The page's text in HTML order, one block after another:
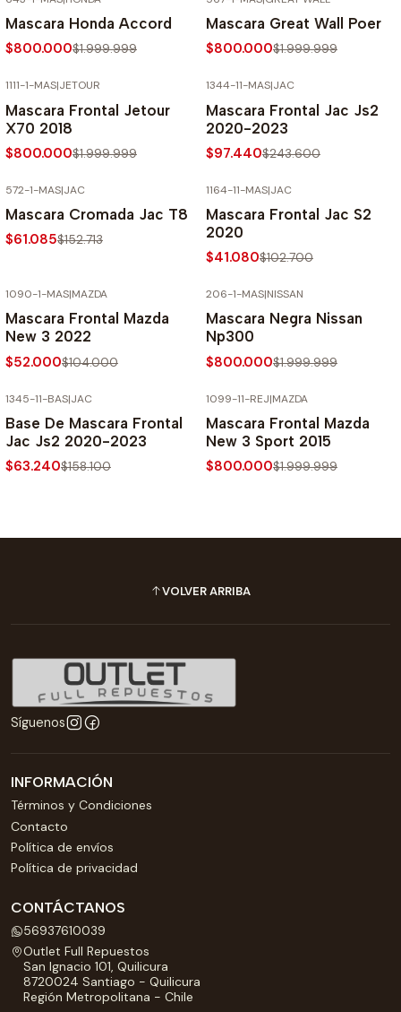
Mascara Honda Accord
$800.000$1.999.999
Mascara Great Wall Poer
$800.000$1.999.999
1111-1-MAS|JETOUR
Mascara Frontal Jetour
X70 2018
$800.000$1.999.999
1344-11-MAS|JAC
Mascara Frontal Jac Js2
2020-2023
$97.440$243.600
572-1-MAS|JAC
Mascara Cromada Jac T8
$61.085$152.713
1164-11-MAS|JAC
Mascara Frontal Jac S2
2020
$41.080$102.700
1090-1-MAS|MAZDA
Mascara Frontal Mazda
New 3 2022
$52.000$104.000
206-1-MAS|NISSAN
Mascara Negra Nissan
Np300
$800.000$1.999.999
1345-11-BAS|JAC
Base De Mascara Frontal
Jac Js2 2020-2023
$63.240$158.100
1099-11-REJ|MAZDA
Mascara Frontal Mazda
New 3 Sport 2015
$800.000$1.999.999
VOLVER ARRIBA
Síguenos
INFORMACIÓN
Términos y Condiciones
Contacto
Política de envíos
Política de privacidad
CONTÁCTANOS
56937610039
Outlet Full Repuestos
San Ignacio 101, Quilicura
8720024 Santiago - Quilicura
Región Metropolitana - Chile